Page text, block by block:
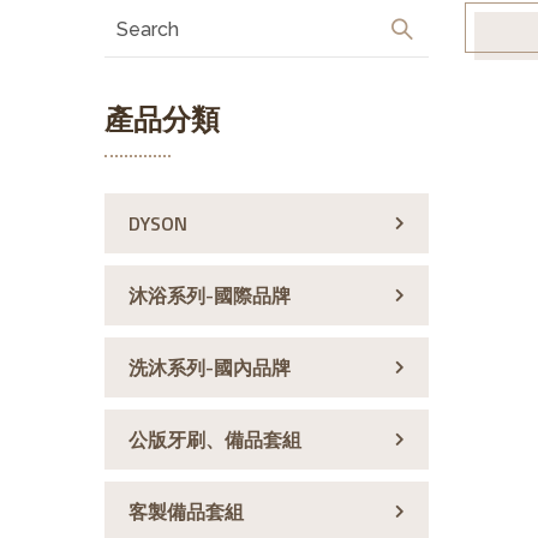
產品分類
DYSON
沐浴系列-國際品牌
洗沐系列-國內品牌
公版牙刷、備品套組
客製備品套組